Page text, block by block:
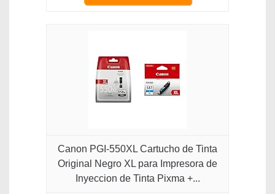
Canon PGI-550XL Cartucho de Tinta
Original Negro XL para Impresora de
Inyeccion de Tinta Pixma +...